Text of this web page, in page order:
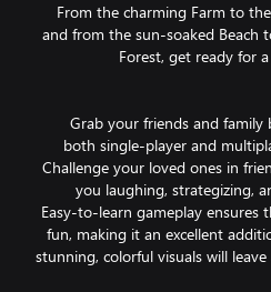
From the charming Farm to
and from the sun-soaked Beach
Forest, get ready for
Grab your friends and family
both single-player and
Challenge your loved ones in
you laughing, strategizing,
Easy-to-learn gameplay
fun, making it an excellent
stunning, colorful visuals will